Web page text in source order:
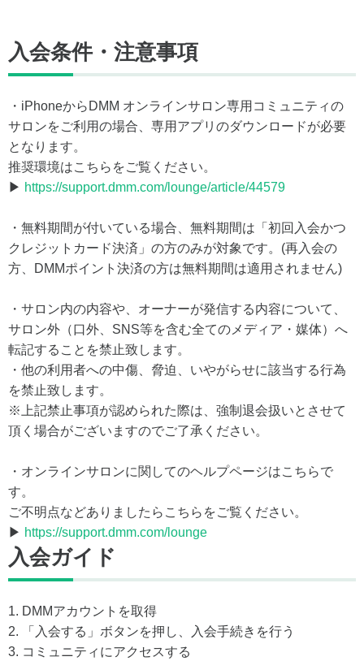
入会条件・注意事項
・iPhoneからDMM オンラインサロン専用コミュニティの
サロンをご利用の場合、専用アプリのダウンロードが必要
となります。
推奨環境はこちらをご覧ください。
▶ https://support.dmm.com/lounge/article/44579
・無料期間が付いている場合、無料期間は「初回入会かつ
クレジットカード決済」の方のみが対象です。(再入会の
方、DMMポイント決済の方は無料期間は適用されません)
・サロン内の内容や、オーナーが発信する内容について、
サロン外（口外、SNS等を含む全てのメディア・媒体）へ
転記することを禁止致します。
・他の利用者への中傷、脅迫、いやがらせに該当する行為
を禁止致します。
※上記禁止事項が認められた際は、強制退会扱いとさせて
頂く場合がございますのでご了承ください。
・オンラインサロンに関してのヘルプページはこちらで
す。
ご不明点などありましたらこちらをご覧ください。
▶ https://support.dmm.com/lounge
入会ガイド
1. DMMアカウントを取得
2. 「入会する」ボタンを押し、入会手続きを行う
3. コミュニティにアクセスする